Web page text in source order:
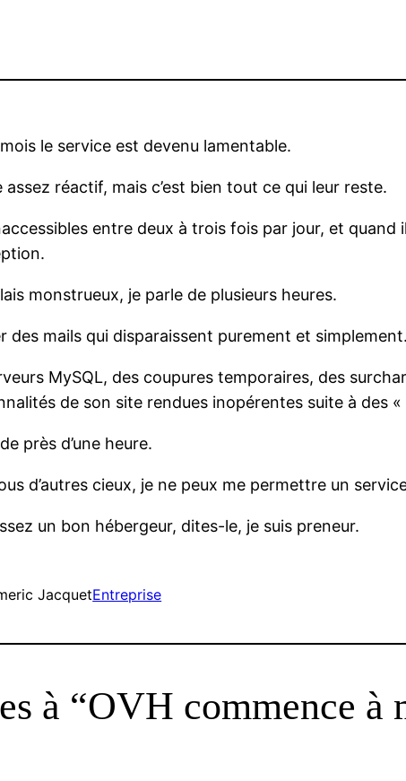
le service est devenu lamentable.
assez réactif, mais c’est bien tout ce qui leur reste.
entre deux à trois fois par jour, et
monstrueux, je parle de plusieurs heures.
des mails qui disparaissent purement et simplement.
MySQL, des coupures temporaires, des
de son site rendues inopérentes suite à des
près d’une heure.
d’autres cieux, je ne peux me permettre un
un bon hébergeur, dites-le, je suis preneur.
JacquetEntreprise
à “OVH commence à